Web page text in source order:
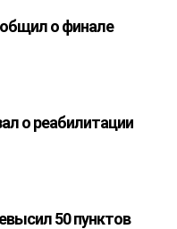
о финале
о реабилитации
50 пунктов